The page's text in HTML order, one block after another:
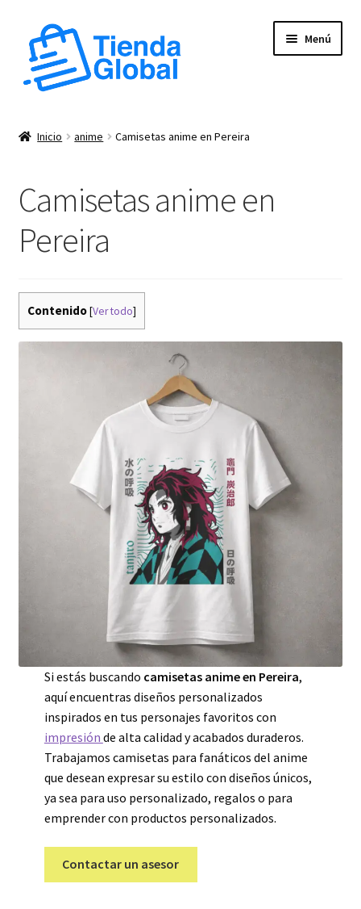
navegación
contenido
Menú
Productos Anime
Productos
Inicio anime Camisetas anime en Pereira
Camisetas anime en
Pereira
Contenido[Ver todo]
Si estás buscando camisetas anime en Pereira,
aquí encuentras diseños personalizados
inspirados en tus personajes favoritos con
impresión de alta calidad y acabados duraderos.
Trabajamos camisetas para fanáticos del anime
que desean expresar su estilo con diseños únicos,
ya sea para uso personalizado, regalos o para
emprender con productos personalizados.
Contactar un asesor